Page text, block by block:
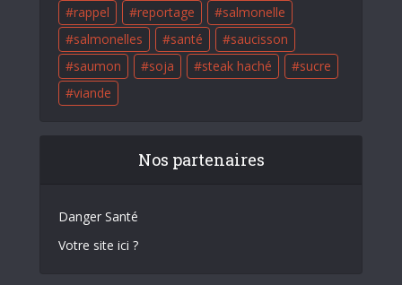
rappel
reportage
salmonelle
salmonelles
santé
saucisson
saumon
soja steak haché
sucre
viande
Nos partenaires
Danger Santé
Votre site ici ?